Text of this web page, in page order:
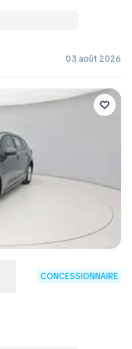
03 août 2026
CONCESSIONNAIRE